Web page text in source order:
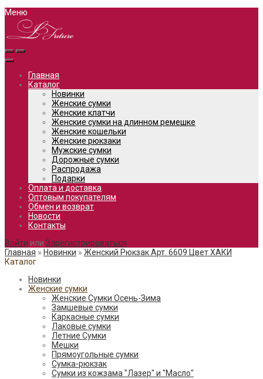
Меню
Главная
Каталог
Новинки
Женские сумки
Женские клатчи
Женские сумки на длинном ремешке
Женские кошельки
Женские рюкзаки
Мужские сумки
Дорожные сумки
Распродажа
Подарки
Оплата и доставка
Оптовым покупателям
Обмен и возврат
Новости
Контакты
Войти или Зарегистрироваться
Главная » Новинки » Женский Рюкзак Арт. 6609 Цвет ХАКИ
Каталог
Новинки
Женские сумки
Женские Сумки Осень-Зима
Замшевые сумки
Каркасные сумки
Лаковые сумки
Летние Сумки
Мешки
Прямоугольные сумки
Сумка-рюкзак
Сумки из кожзама "Лазер" и "Масло"